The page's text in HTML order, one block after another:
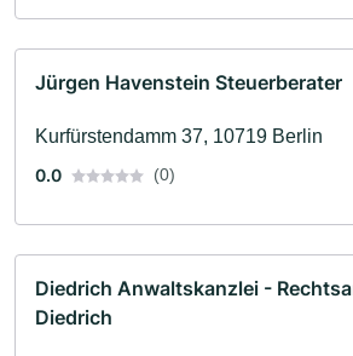
Jürgen Havenstein Steuerberater
Kurfürstendamm 37, 10719 Berlin
0.0
(0)
Diedrich Anwaltskanzlei -
Diedrich